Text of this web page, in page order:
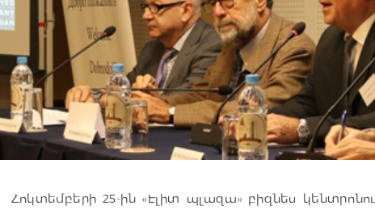
Հոկտեմբերի 25-ին «Էլիտ պլազա» բիզնես